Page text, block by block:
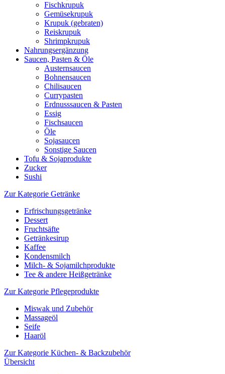
Fischkrupuk
Gemüsekrupuk
Krupuk (gebraten)
Reiskrupuk
Shrimpkrupuk
Nahrungsergänzung
Saucen, Pasten & Öle
Austernsaucen
Bohnensaucen
Chilisaucen
Currypasten
Erdnusssaucen & Pasten
Essig
Fischsaucen
Öle
Sojasaucen
Sonstige Saucen
Tofu & Sojaprodukte
Zucker
Sushi
Zur Kategorie Getränke
Erfrischungsgetränke
Dessert
Fruchtsäfte
Getränkesirup
Kaffee
Kondensmilch
Milch- & Sojamilchprodukte
Tee & andere Heißgetränke
Zur Kategorie Pflegeprodukte
Miswak und Zubehör
Massageöl
Seife
Haaröl
Zur Kategorie Küchen- & Backzubehör
Übersicht